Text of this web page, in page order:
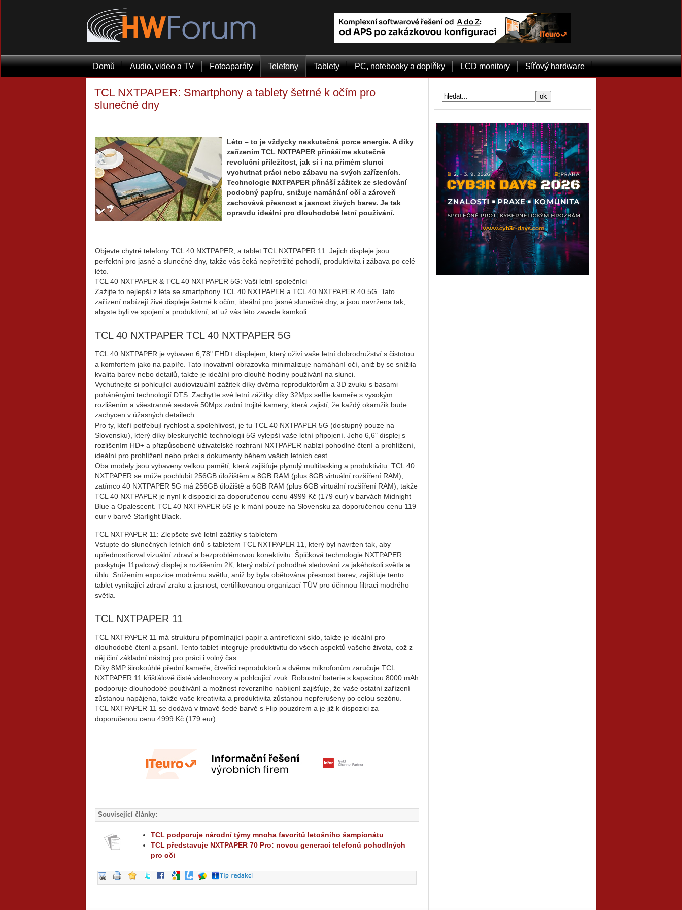
Domů Audio, video a TV Fotoaparáty Telefony Tablety PC, notebooky a doplňky LCD monitory Síťový hardware
TCL NXTPAPER: Smartphony a tablety šetrné k očím pro
slunečné dny
Léto – to je vždycky neskutečná porce energie. A díky
zařízením TCL NXTPAPER přinášíme skutečně
revoluční příležitost, jak si i na přímém slunci
vychutnat práci nebo zábavu na svých zařízeních.
Technologie NXTPAPER přináší zážitek ze sledování
podobný papíru, snižuje namáhání očí a zároveň
zachovává přesnost a jasnost živých barev. Je tak
opravdu ideální pro dlouhodobé letní používání.
Objevte chytré telefony TCL 40 NXTPAPER, a tablet TCL NXTPAPER 11. Jejich displeje jsou
perfektní pro jasné a slunečné dny, takže vás čeká nepřetržité pohodlí, produktivita i zábava po celé
léto.
TCL 40 NXTPAPER & TCL 40 NXTPAPER 5G: Vaši letní společníci
Zažijte to nejlepší z léta se smartphony TCL 40 NXTPAPER a TCL 40 NXTPAPER 40 5G. Tato
zařízení nabízejí živé displeje šetrné k očím, ideální pro jasné slunečné dny, a jsou navržena tak,
abyste byli ve spojení a produktivní, ať už vás léto zavede kamkoli.
TCL 40 NXTPAPER TCL 40 NXTPAPER 5G
TCL 40 NXTPAPER je vybaven 6,78" FHD+ displejem, který oživí vaše letní dobrodružství s čistotou
a komfortem jako na papíře. Tato inovativní obrazovka minimalizuje namáhání očí, aniž by se snížila
kvalita barev nebo detailů, takže je ideální pro dlouhé hodiny používání na slunci.
Vychutnejte si pohlcující audiovizuální zážitek díky dvěma reproduktorům a 3D zvuku s basami
poháněnými technologií DTS. Zachyťte své letní zážitky díky 32Mpx selfie kameře s vysokým
rozlišením a všestranné sestavě 50Mpx zadní trojité kamery, která zajistí, že každý okamžik bude
zachycen v úžasných detailech.
Pro ty, kteří potřebují rychlost a spolehlivost, je tu TCL 40 NXTPAPER 5G (dostupný pouze na
Slovensku), který díky bleskurychlé technologii 5G vylepší vaše letní připojení. Jeho 6,6" displej s
rozlišením HD+ a přizpůsobené uživatelské rozhraní NXTPAPER nabízí pohodlné čtení a prohlížení,
ideální pro prohlížení nebo práci s dokumenty během vašich letních cest.
Oba modely jsou vybaveny velkou pamětí, která zajišťuje plynulý multitasking a produktivitu. TCL 40
NXTPAPER se může pochlubit 256GB úložištěm a 8GB RAM (plus 8GB virtuální rozšíření RAM),
zatímco 40 NXTPAPER 5G má 256GB úložiště a 6GB RAM (plus 6GB virtuální rozšíření RAM), takže
TCL 40 NXTPAPER je nyní k dispozici za doporučenou cenu 4999 Kč (179 eur) v barvách Midnight
Blue a Opalescent. TCL 40 NXTPAPER 5G je k mání pouze na Slovensku za doporučenou cenu 119
eur v barvě Starlight Black.
TCL NXTPAPER 11: Zlepšete své letní zážitky s tabletem
Vstupte do slunečných letních dnů s tabletem TCL NXTPAPER 11, který byl navržen tak, aby
upřednostňoval vizuální zdraví a bezproblémovou konektivitu. Špičková technologie NXTPAPER
poskytuje 11palcový displej s rozlišením 2K, který nabízí pohodlné sledování za jakéhokoli světla a
úhlu. Snížením expozice modrému světlu, aniž by byla obětována přesnost barev, zajišťuje tento
tablet vynikající zdraví zraku a jasnost, certifikovanou organizací TÜV pro účinnou filtraci modrého
světla.
TCL NXTPAPER 11
TCL NXTPAPER 11 má strukturu připomínající papír a antireflexní sklo, takže je ideální pro
dlouhodobé čtení a psaní. Tento tablet integruje produktivitu do všech aspektů vašeho života, což z
něj činí základní nástroj pro práci i volný čas.
Díky 8MP širokoúhlé přední kameře, čtveřici reproduktorů a dvěma mikrofonům zaručuje TCL
NXTPAPER 11 křišťálově čisté videohovory a pohlcující zvuk. Robustní baterie s kapacitou 8000 mAh
podporuje dlouhodobé používání a možnost reverzního nabíjení zajišťuje, že vaše ostatní zařízení
zůstanou napájena, takže vaše kreativita a produktivita zůstanou nepřerušeny po celou sezónu.
TCL NXTPAPER 11 se dodává v tmavě šedé barvě s Flip pouzdrem a je již k dispozici za
doporučenou cenu 4999 Kč (179 eur).
Související články:
TCL podporuje národní týmy mnoha favoritů letošního šampionátu
TCL představuje NXTPAPER 70 Pro: novou generaci telefonů pohodlných
pro oči